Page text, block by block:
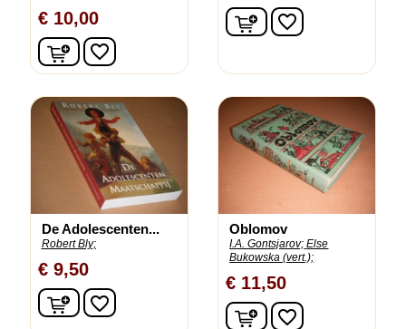
€ 10,00
In winkelwagen
favorite_border
In winkelwagen
favorite_border
De Adolescenten...
Robert Bly;
€ 9,50
In winkelwagen
favorite_border
Oblomov
I.A. Gontsjarov; Else
Bukowska (vert.);
€ 11,50
In winkelwagen
favorite_border